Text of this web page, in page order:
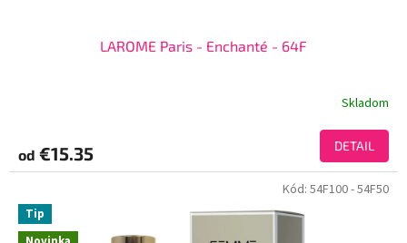
LAROME Paris - Enchanté - 64F
Skladom
od €15.35 DETAIL
Tip
Kód: 54F100- 54F50